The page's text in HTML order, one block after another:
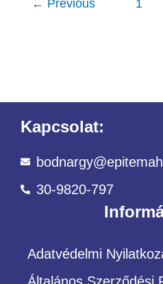
← Previous 1
Kapcsolat:
30-9820-797
Adatvédelmi
Általános Szerződési